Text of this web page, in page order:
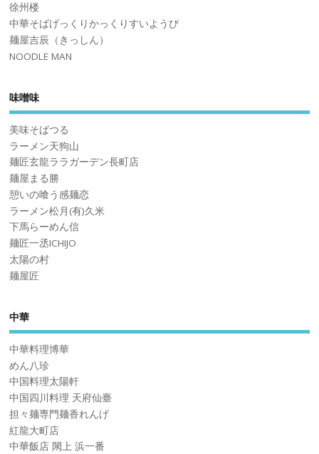
徐州楼
中華そばげっくりかっくりすいようび
麺屋吉辰（きっしん）
NOODLE MAN
味噌味
美味そばつる
ラーメン天狗山
麺匠玄龍ララガーデン長町店
麺屋まる勝
憩いの喰う感麺恋
ラーメン松月(有)久米
下馬らーめん信
麺匠一丞ICHIJO
太陽の村
麺屋匠
中華
中華料理博華
めん八珍
中国料理太陽軒
中国四川料理 天府仙臺
担々麺専門麺香れんげ
紅龍大町店
中華飯店 閖上 浜一番